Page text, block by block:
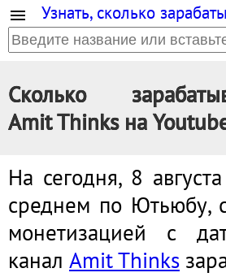
Узнать, сколько
Сколько
Amit Thinks на
На сегодня, 8
среднем по Ютьюбу,
монетизацией с
канал Amit Thinks